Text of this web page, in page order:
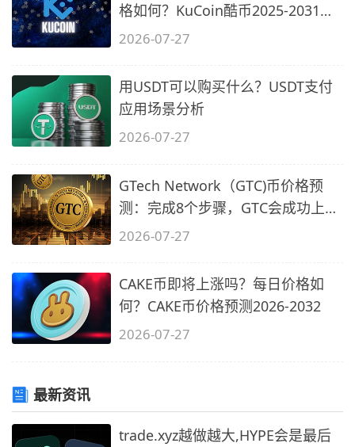
格如何？KuCoin酷币2025-2031年
价格预测
2026-07-27
用USDT可以购买什么？USDT支付
应用场景分析
2026-07-27
GTech Network（GTC)币价格预
测：完成8个步骤，GTC会成功上市
吗？
2026-07-27
CAKE币即将上涨吗？每日价格如
何？CAKE币价格预测2026-2032
2026-07-27
最新资讯
trade.xyz越做越大,HYPE会是最后